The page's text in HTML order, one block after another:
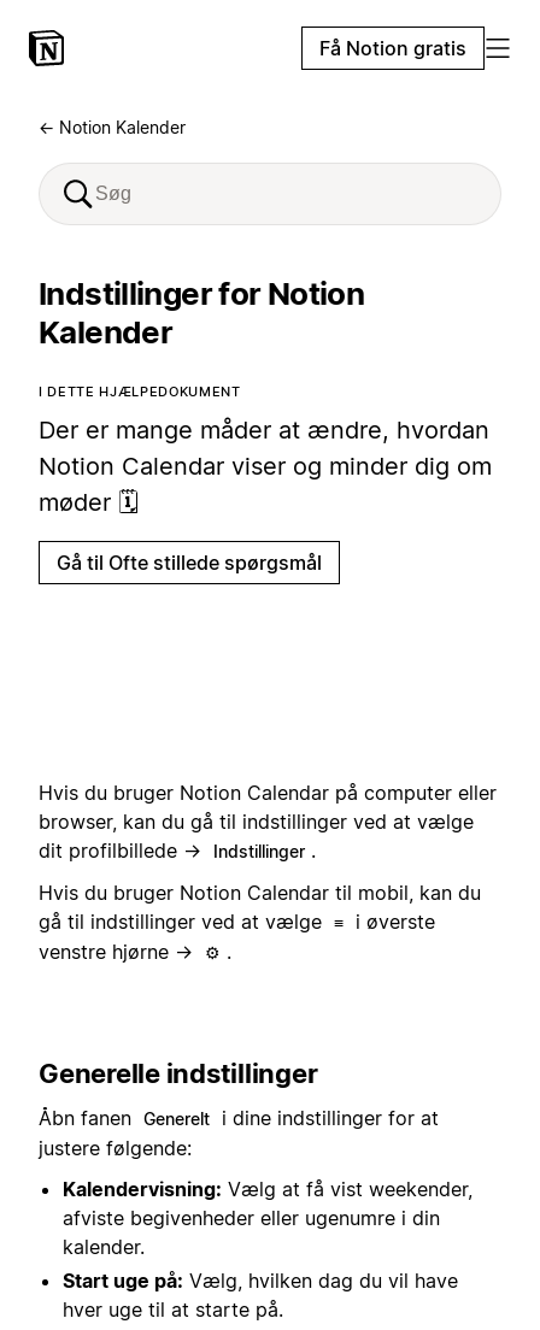
Få Notion gratis
← Notion Kalender
Indstillinger for Notion
Kalender
I DETTE HJÆLPEDOKUMENT
Der er mange måder at ændre, hvordan
Notion Calendar viser og minder dig om
møder 🗓️
Gå til Ofte stillede spørgsmål
Hvis du bruger Notion Calendar på computer eller
browser, kan du gå til indstillinger ved at vælge
dit profilbillede →
Indstillinger .
Hvis du bruger Notion Calendar til mobil, kan du
gå til indstillinger ved at vælge ≡
i øverste
venstre hjørne →
⚙️ .
Generelle indstillinger
Åbn fanen Generelt
i dine indstillinger for at
justere følgende:
Kalendervisning: Vælg at få vist weekender,
afviste begivenheder eller ugenumre i din
kalender.
Start uge på: Vælg, hvilken dag du vil have
hver uge til at starte på.